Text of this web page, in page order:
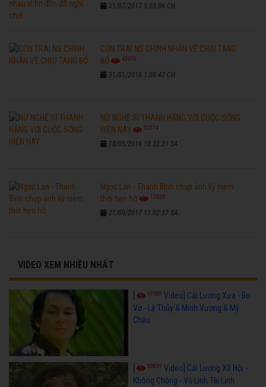
31/07/2017 5:03:06 CH
CON TRAI NS CHINH NHẪN VỀ CHỊU TANG
BỐ
42970
31/01/2016 1:08:47 CH
NỮ NGHỆ SĨ THANH HẰNG VỚI CUỘC SỐNG
HIỆN NAY
32574
18/05/2016 10:22:21 SA
Ngọc Lan - Thanh Bình chụp ảnh kỷ niệm
thời hẹn hò
17820
21/09/2017 11:02:37 SA
VIDEO XEM NHIỀU NHẤT
[ 67085 Video] Cải Lương Xưa - Bơ
Vơ - Lệ Thủy & Minh Vương & Mỹ
Châu
50839 Video] Cải Lương Xã Hội -
Không Chồng - Vũ Linh Tài Linh